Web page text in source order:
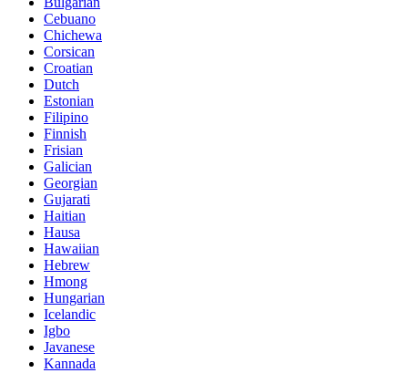
Cebuano
Chichewa
Corsican
Croatian
Dutch
Estonian
Filipino
Finnish
Frisian
Galician
Georgian
Gujarati
Haitian
Hausa
Hawaiian
Hebrew
Hmong
Hungarian
Icelandic
Igbo
Javanese
Kannada